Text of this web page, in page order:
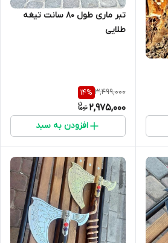
تبر ماری طول ۸۰ سانت تیغه
طلایی
3,499,000
14%
2,975,000
افزودن به سبد